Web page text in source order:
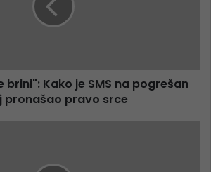
brini": Kako je SMS na pogrešan
pronašao pravo srce